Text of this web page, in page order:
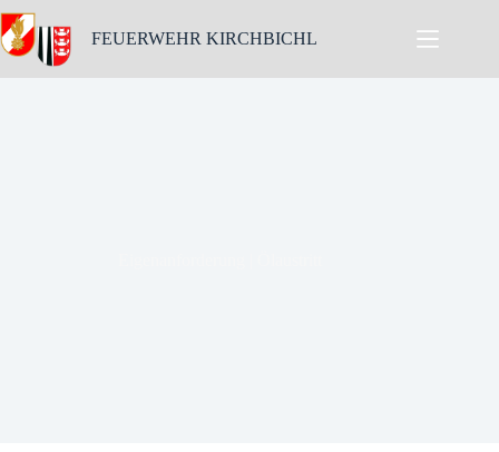
Skip
to
content
FEUERWEHR KIRCHBICHL